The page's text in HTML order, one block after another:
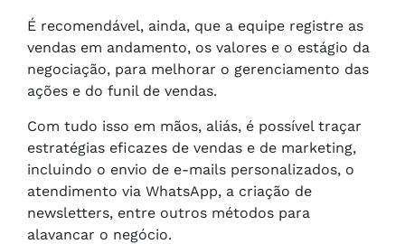
É recomendável, ainda, que a equipe registre as
vendas em andamento, os valores e o estágio da
negociação, para melhorar o gerenciamento das
ações e do funil de vendas.
Com tudo isso em mãos, aliás, é possível traçar
estratégias eficazes de vendas e de marketing,
incluindo o envio de e-mails personalizados, o
atendimento via WhatsApp, a criação de
newsletters, entre outros métodos para
alavancar o negócio.